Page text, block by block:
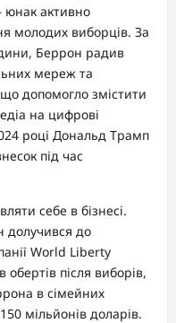
юнак активно
молодих виборців. За
Беррон радив
мереж та
допомогло змістити
на цифрові
році Дональд Трамп
під час
себе в бізнесі.
долучився до
World Liberty
після виборів,
в сімейних
мільйонів доларів.